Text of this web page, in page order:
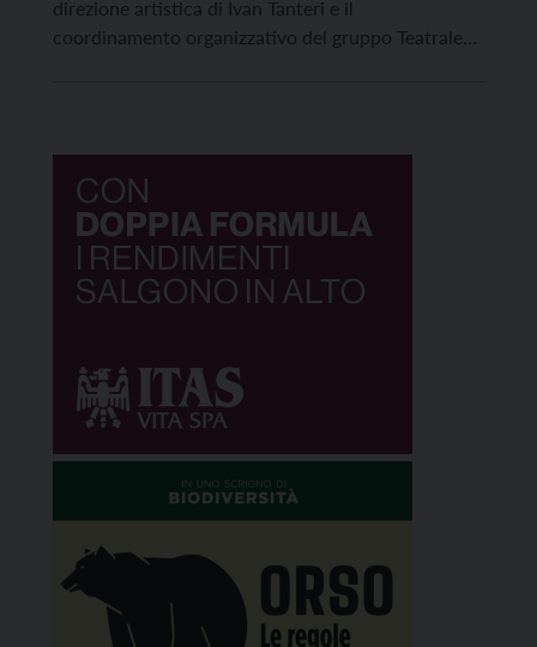
direzione artistica di Ivan Tanteri e il
coordinamento organizzativo del gruppo Teatrale
rassegna avrà luogo […]